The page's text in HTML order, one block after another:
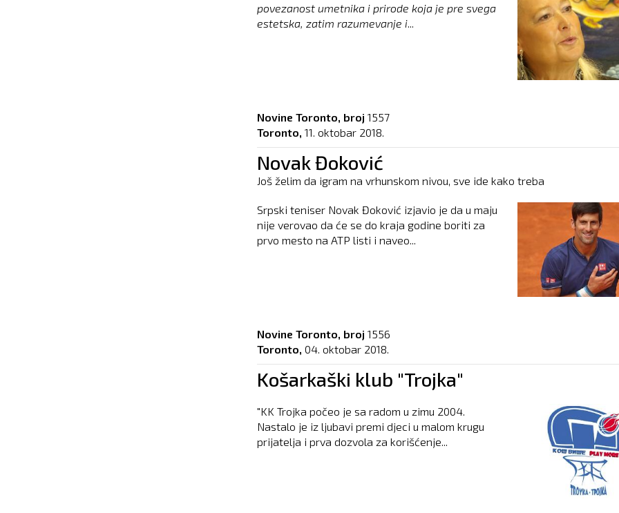
povezanost umetnika i prirode koja je pre svega
estetska, zatim razumevanje i
Novine Toronto, broj 1557
Toronto, 11. oktobar 2018.
Novak Đoković
Još želim da igram na vrhunskom nivou, sve ide kako treba
Srpski teniser Novak Đoković izjavio je da u maju
nije verovao da će se do kraja godine boriti za
prvo mesto na ATP listi i naveo...
Novine Toronto, broj 1556
Toronto, 04. oktobar 2018.
Košarkaški klub "Trojka"
"KK Trojka počeo je sa radom u zimu 2004.
Nastalo je iz ljubavi premi djeci u malom krugu
prijatelja i prva dozvola za korišćenje...